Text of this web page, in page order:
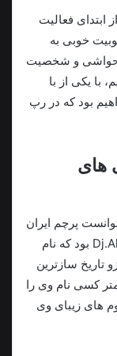
ابتدای فعالیت
خوبی به
حواشی و شخصیت
با یکی از با
بود که در رپ
های
در سال 2000 میلادی توانست پرچم ایران
را در عرصه موسیقی جهانی بالا ببرد Dj.Aligator بود که نام
سازترین
کسی نام وی را
های زیبای وی